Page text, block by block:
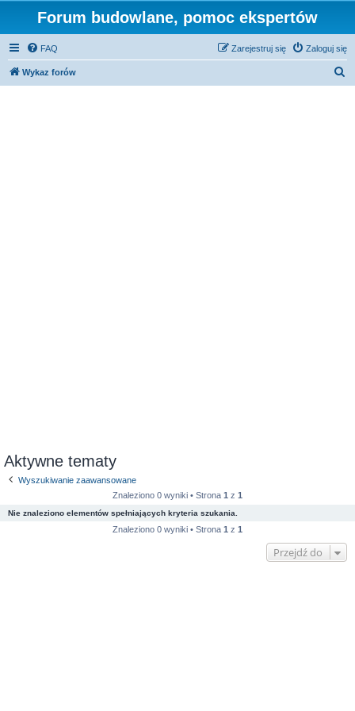
Forum budowlane, pomoc ekspertów
FAQ Zaloguj się
Zarejestruj się
Wykaz forów
Aktywne tematy
Wyszukiwanie zaawansowane
Znaleziono 0 wyniki • Strona 1 z 1
Nie znaleziono elementów spełniających kryteria szukania.
Znaleziono 0 wyniki • Strona 1 z 1
Przejdź do